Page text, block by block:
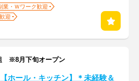
業・Ｗワーク歓迎
迎
※8月下旬オープン
【ホール・キッチン】＊未経験＆